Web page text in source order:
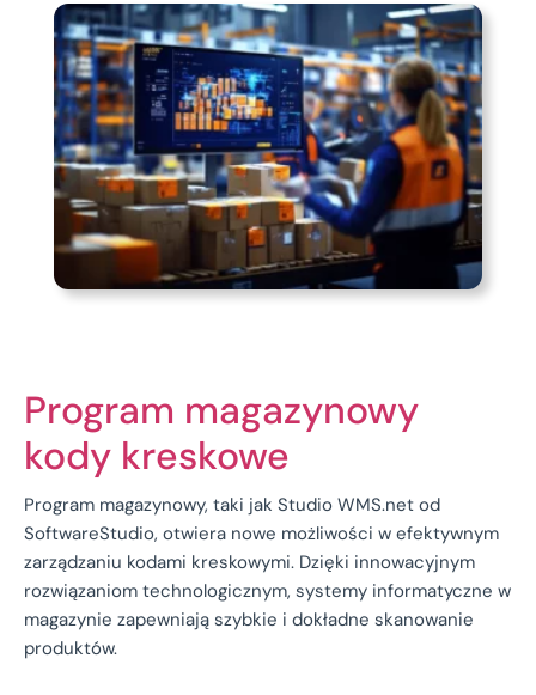
Program magazynowy
kody kreskowe
Program magazynowy, taki jak Studio WMS.net od
SoftwareStudio, otwiera nowe możliwości w efektywnym
zarządzaniu kodami kreskowymi. Dzięki innowacyjnym
rozwiązaniom technologicznym, systemy informatyczne w
magazynie zapewniają szybkie i dokładne skanowanie
produktów.